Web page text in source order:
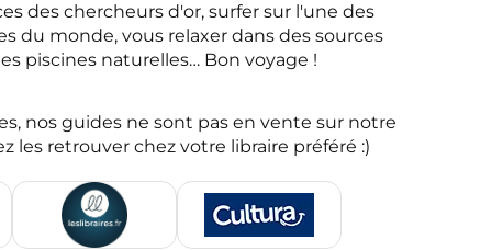
des chercheurs d'or, surfer sur l'une des
du monde, vous relaxer dans des sources
piscines naturelles… Bon voyage !
nos guides ne sont pas en vente sur notre
les retrouver chez votre libraire préféré :)